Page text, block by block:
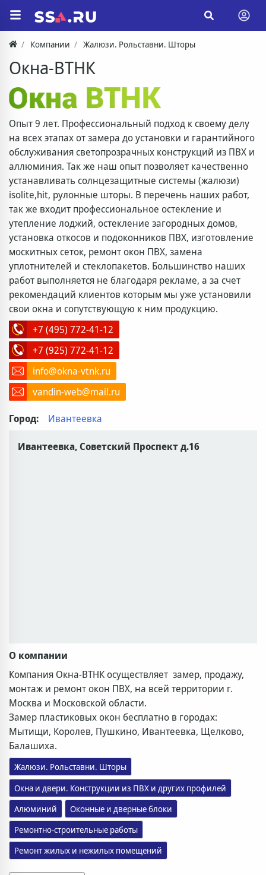
Компании Жалюзи. Рольставни. Шторы
Окна-ВТНК
Опыт 9 лет. Профессиональный подход к своему делу
на всех этапах от замера до установки и гарантийного
обслуживания светопрозрачных конструкций из ПВХ и
аллюминия. Так же наш опыт позволяет качественно
устанавливать солнцезащитные системы (жалюзи)
isolite,hit, рулонные шторы. В перечень наших работ,
так же входит профессиональное остекление и
утепление лоджий, остекление загородных домов,
установка откосов и подоконников ПВХ, изготовление
москитных сеток, ремонт окон ПВХ, замена
уплотнителей и стеклопакетов. Большинство наших
работ выполняется не благодаря рекламе, а за счет
рекомендаций клиентов которым мы уже установили
свои окна и сопутствующую к ним продукцию.
+7 (495) 772-41-12
+7 (925) 772-41-12
info@okna-vtnk.ru
vandin-web@mail.ru
Город: Ивантеевка
Ивантеевка, Советский Проспект д.16
О компании
Компания Окна-ВТНК осуществляет замер, продажу,
монтаж и ремонт окон ПВХ, на всей территории г.
Москва и Московской области.
Замер пластиковых окон бесплатно в городах:
Мытищи, Королев, Пушкино, Ивантеевка, Щелково,
Балашиха.
Жалюзи. Рольставни. Шторы
Окна и двери. Конструкции из ПВХ и других профилей
Алюминий
Оконные и дверные блоки
Ремонтно-строительные работы
Ремонт жилых и нежилых помещений